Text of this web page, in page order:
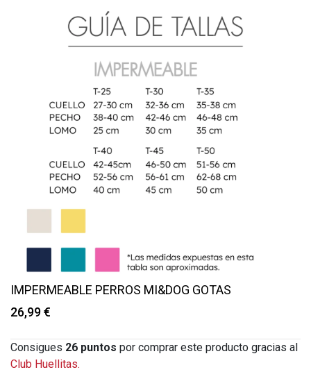
IMPERMEABLE PERROS MI&DOG GOTAS
26,99 €
Consigues 26 puntos por comprar este producto gracias al
Club Huellitas.